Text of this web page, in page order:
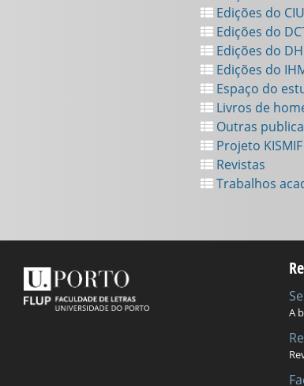
Edições do
Edições do
Edições do
Edições do
Espaço do
Livros de
Outras
Projeto
Revistas
Trabalhos
A